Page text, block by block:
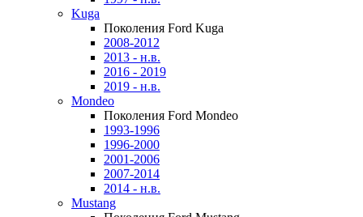
Kuga
Поколения Ford Kuga
2008-2012
2013 - н.в.
2016 - 2019
2019 - н.в.
Mondeo
Поколения Ford Mondeo
1993-1996
1996-2000
2001-2006
2007-2014
2014 - н.в.
Mustang